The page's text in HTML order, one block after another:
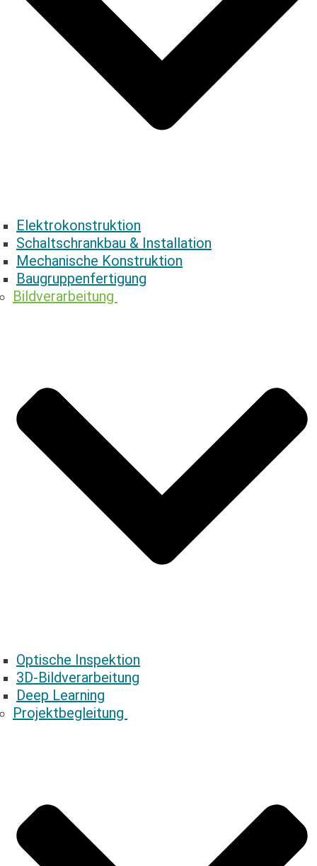
Elektrokonstruktion
Schaltschrankbau & ­Installation
Mechanische ­Konstruktion
Baugruppenfertigung
Bildverarbeitung
Optische Inspektion
3D-Bildverarbeitung
Deep Learning
Projektbegleitung